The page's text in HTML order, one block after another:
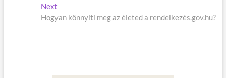
e
v
Next
e
Hogyan könnyíti meg az életed a rendelkezés.gov.hu?